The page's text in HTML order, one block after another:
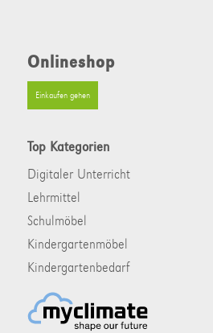
Onlineshop
Einkaufen gehen
Top Kategorien
Digitaler Unterricht
Lehrmittel
Schulmöbel
Kindergartenmöbel
Kindergartenbedarf